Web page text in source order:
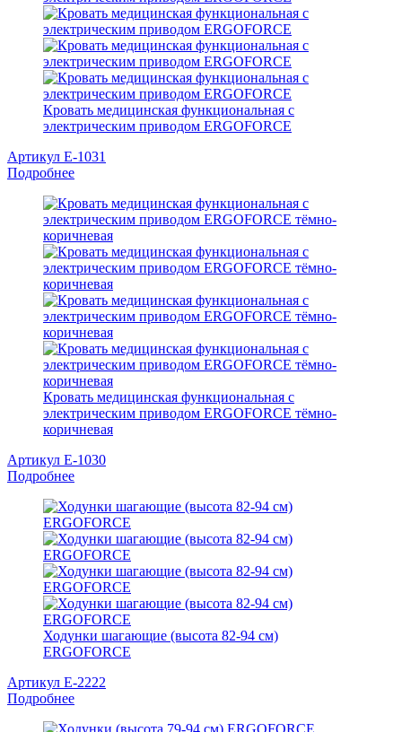
Кровать медицинская функциональная с
электрическим приводом ERGOFORCE
Артикул E-1031
Подробнее
Кровать медицинская функциональная с
электрическим приводом ERGOFORCE тёмно-
коричневая
Артикул E-1030
Подробнее
Ходунки шагающие (высота 82-94 см)
ERGOFORCE
Артикул E-2222
Подробнее